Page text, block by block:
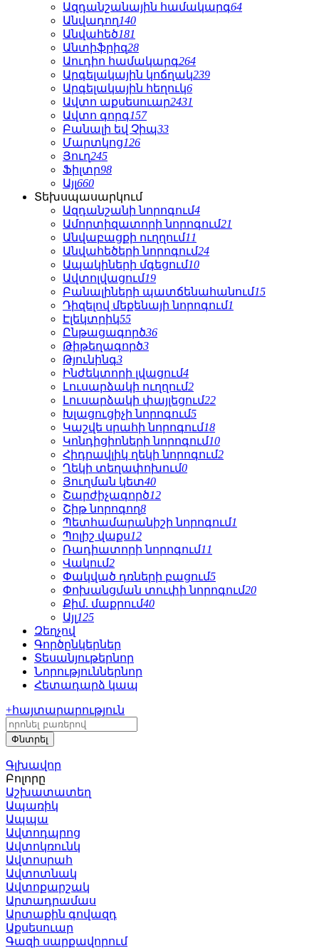
Ազդանշանային համակարգ64
Անվադող140
Անվահեծ181
Անտիֆրիզ28
Աուդիո համակարգ264
Արգելակային կոճղակ239
Արգելակային հեղուկ6
Ավտո աքսեսուար2431
Ավտո գորգ157
Բանալի եվ Չիպ33
Մարտկոց126
Յուղ245
Ֆիլտր98
Այլ660
Տեխսպասարկում
Ազդանշանի նորոգում4
Ամորտիզատորի նորոգում21
Անվաբացքի ուղղում11
Անվահեծերի նորոգում24
Ապակիների մգեցում10
Ավտոլվացում19
Բանալիների պատճենահանում15
Դիզելով մեքենայի նորոգում1
Էլեկտրիկ55
Ընթացագործ36
Թիթեղագործ3
Թյունինգ3
Ինժեկտորի լվացում4
Լուսարձակի ուղղում2
Լուսարձակի փայլեցում22
Խլացուցիչի նորոգում5
Կաշվե սրահի նորոգում18
Կոնդիցիոների նորոգում10
Հիդրավլիկ ղեկի նորոգում2
Ղեկի տեղափոխում0
Յուղման կետ40
Շարժիչագործ12
Շիթ նորոգող8
Պետհամարանիշի նորոգում1
Պոլիշ վաքս12
Ռադիատորի նորոգում11
Վակում2
Փակված դռների բացում5
Փոխանցման տուփի նորոգում20
Քիմ. մաքրում40
Այլ125
Զեղչով
Գործընկերներ
Տեսանյութերնոր
Նորություններնոր
Հետադարձ կապ
+հայտարարություն
Գլխավոր
Բոլորը
Աշխատատեղ
Ապառիկ
Ապպա
Ավտոդպրոց
Ավտոկռունկ
Ավտոսրահ
Ավտոտնակ
Ավտոքարշակ
Արտադրամաս
Արտաքին գովազդ
Աքսեսուար
Գազի սարքավորում